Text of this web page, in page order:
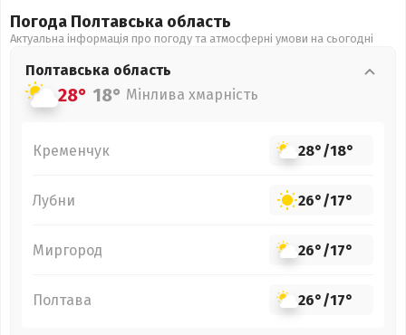
Погода Полтавська область
Актуальна інформація про погоду та атмосферні умови на сьогодні
Полтавська область
28° 18° Мінлива хмарність
Кременчук 28°/18°
Лубни 26°/17°
Миргород 26°/17°
Полтава 26°/17°